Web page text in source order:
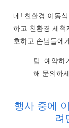
네! 친환경 이동
하고 친환경 세척
호하고 손님들에
팁: 예약하
해 문의하
행사 중에
려